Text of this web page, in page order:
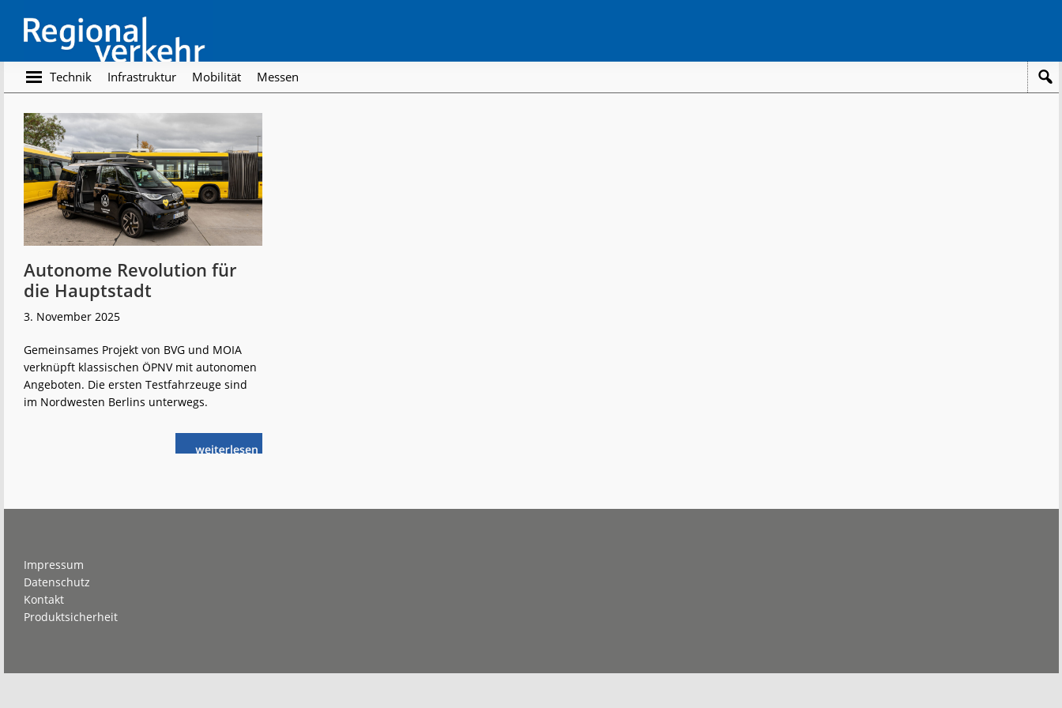
main
content
footer
Regionalverkehr
Die
Fachzeitschrift
den
Öffentlichen
Personennahverkehr
Technik Infrastruktur Mobilität Messen
Autonome Revolution für
die Hauptstadt
3. November 2025
Gemeinsames Projekt von BVG und MOIA
verknüpft klassischen ÖPNV mit autonomen
Angeboten. Die ersten Testfahrzeuge sind
im Nordwesten Berlins unterwegs.
weiterlese
nAutonome
Impressum
Datenschutz
Kontakt
Produktsicherheit